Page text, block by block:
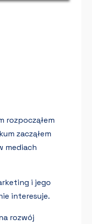
rozpocząłem
zacząłem
mediach
i jego
interesuje.
rozwój